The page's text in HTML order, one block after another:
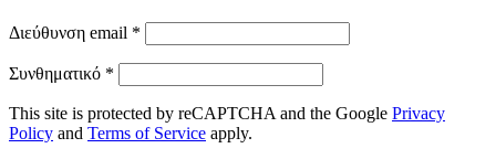
Διεύθυνση email *
Συνθηματικό *
This site is protected by reCAPTCHA and the Google Privacy
Policy and Terms of Service apply.